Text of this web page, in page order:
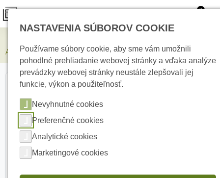
0
AJAX Superior DoorProtect Plus Fibra Black magnetický detektor
NASTAVENIA SÚBOROV COOKIE
Používame súbory cookie, aby sme vám umožnili
pohodlné prehliadanie webovej stránky a vďaka analýze
prevádzky webovej stránky neustále zlepšovali jej
funkcie, výkon a použiteľnosť.
Nevyhnutné cookies
Preferenčné cookies
Analytické cookies
Marketingové cookies